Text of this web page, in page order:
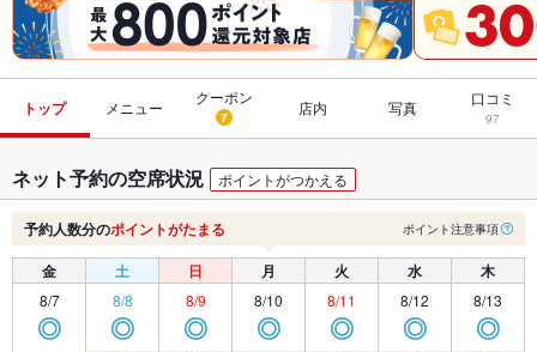
トップ メニュー
クーポン
7 店内 写真 口コミ
97
ネット予約の空席状況 ポイントがつかえる
予約人数分のポイントがたまる ポイント注意事項
金 土 日 月 火 水 木
8/7
◎
8/8
◎
8/9
◎
8/10
◎
8/11
◎
8/12
◎
8/13
◎